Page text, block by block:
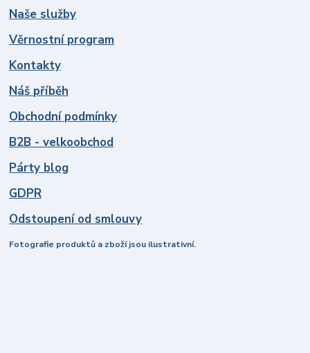
Naše služby
Věrnostní program
Kontakty
Náš příběh
Obchodní podmínky
B2B - velkoobchod
Párty blog
GDPR
Odstoupení od smlouvy
Fotografie produktů a zboží jsou ilustrativní.